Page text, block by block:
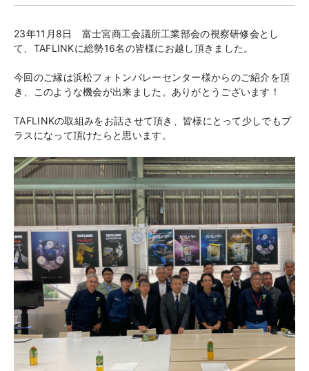
23年11月8日 富士宮商工会議所工業部会の視察研修会とし
て、TAFLINKに総勢16名の皆様にお越し頂きました。
今回のご縁は浜松フォトンバレーセンター様からのご紹介を頂
き、このような機会が出来ました。ありがとうございます！
TAFLINKの取組みをお話させて頂き、皆様にとって少しでもプ
ラスになって頂けたらと思います。